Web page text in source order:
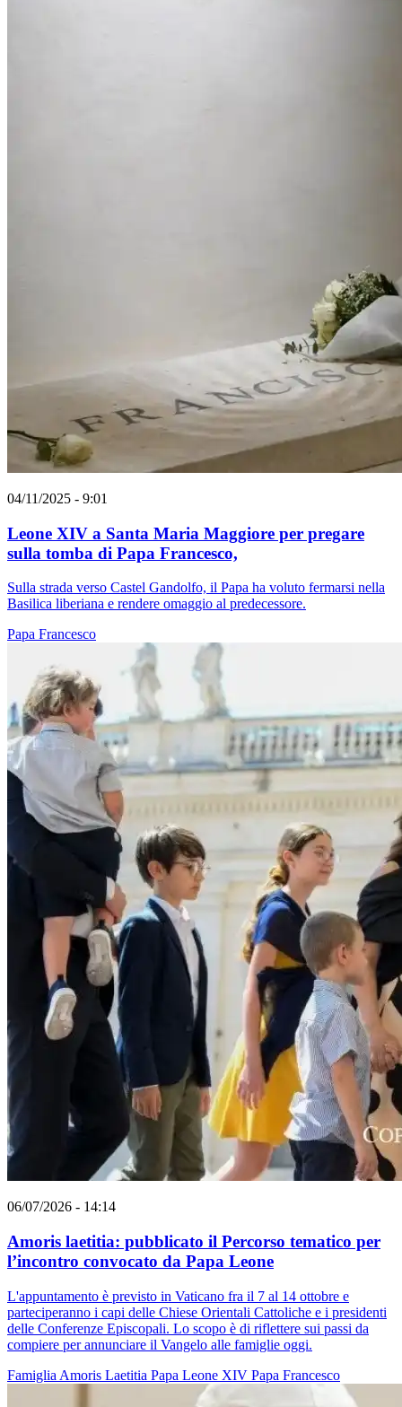
04/11/2025 - 9:01
Leone XIV a Santa Maria Maggiore per pregare
sulla tomba di Papa Francesco,
Sulla strada verso Castel Gandolfo, il Papa ha voluto fermarsi nella
Basilica liberiana e rendere omaggio al predecessore.
Papa Francesco
06/07/2026 - 14:14
Amoris laetitia: pubblicato il Percorso tematico per
l’incontro convocato da Papa Leone
L'appuntamento è previsto in Vaticano fra il 7 al 14 ottobre e
parteciperanno i capi delle Chiese Orientali Cattoliche e i presidenti
delle Conferenze Episcopali. Lo scopo è di riflettere sui passi da
compiere per annunciare il Vangelo alle famiglie oggi.
Famiglia Amoris Laetitia Papa Leone XIV Papa Francesco